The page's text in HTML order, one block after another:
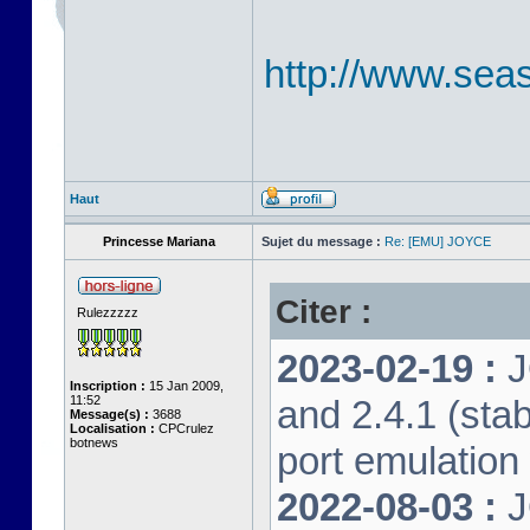
http://
Haut
Princesse Mariana Sujet du message : Re: [EMU] JOYCE
Rulezzzzz
Inscription : 15 Jan 2009,
11:52
Message(s) : 3688
Localisation : CPCrulez
botnews
Citer :
2023-02-19 :
and 2.4.1
port
2022-08-03 :